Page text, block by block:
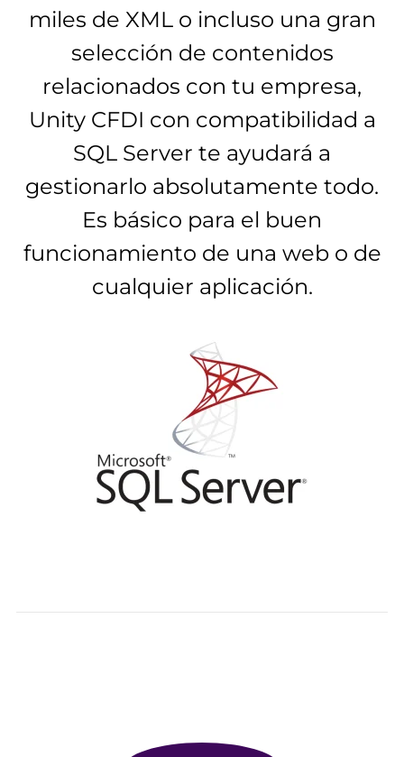
miles de XML o incluso una gran
selección de contenidos
relacionados con tu empresa,
Unity CFDI con compatibilidad a
SQL Server te ayudará a
gestionarlo absolutamente todo.
Es básico para el buen
funcionamiento de una web o de
cualquier aplicación.